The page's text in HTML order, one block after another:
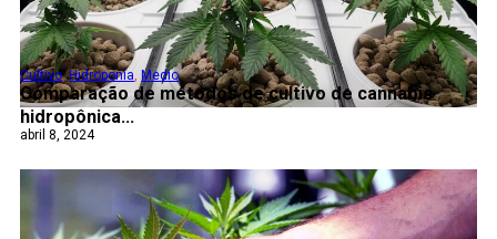
Comparação de métodos de cultivo de cannabis
hidropônica...
Cultivo,Hidroponía, Medio
abril 8, 2024